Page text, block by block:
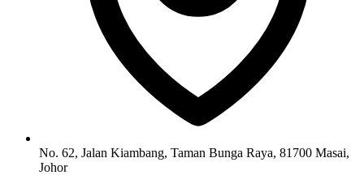
No. 62, Jalan Kiambang, Taman Bunga Raya, 81700 Masai,
Johor